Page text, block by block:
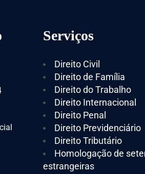
Serviços
Direito Civil
Direito de Família
Direito do Trabalho
Direito Internacional
Direito Penal
Direito Previdenciário
Direito Tributário
Homologação de
estrangeiras